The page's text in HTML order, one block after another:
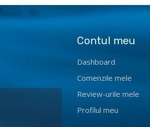
Contul meu
Dashboard
Comenzile mele
Review-urile mele
Profilul meu